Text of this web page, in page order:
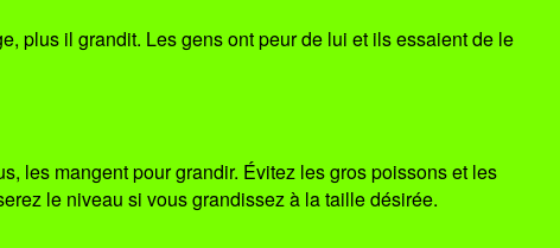
plus il grandit. Les gens ont peur de lui et ils essaient de le
les mangent pour grandir. Évitez les gros poissons et les
le niveau si vous grandissez à la taille désirée.